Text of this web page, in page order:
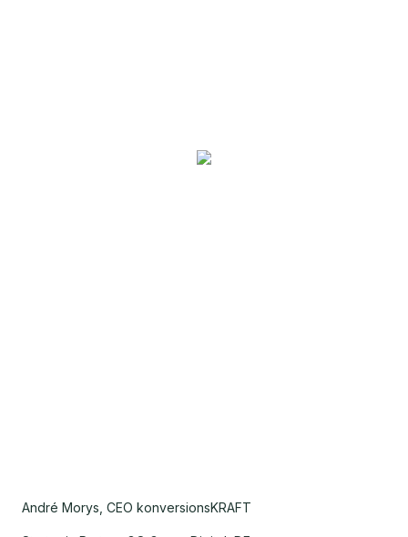
André Morys, CEO konversionsKRAFT